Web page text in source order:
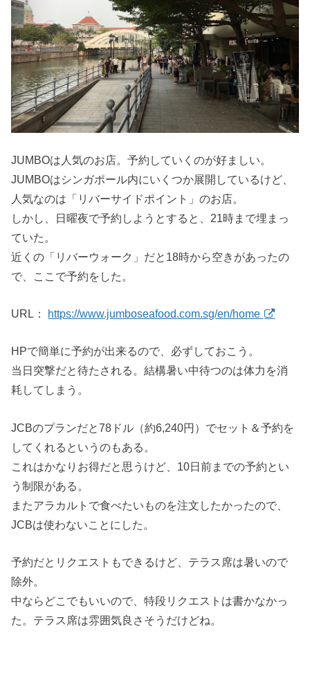
JUMBOは人気のお店。予約していくのが好ましい。
JUMBOはシンガポール内にいくつか展開しているけど、
人気なのは「リバーサイドポイント」のお店。
しかし、日曜夜で予約しようとすると、21時まで埋まっ
ていた。
近くの「リバーウォーク」だと18時から空きがあったの
で、ここで予約をした。
URL： https://www.jumboseafood.com.sg/en/home
HPで簡単に予約が出来るので、必ずしておこう。
当日突撃だと待たされる。結構暑い中待つのは体力を消
耗してしまう。
JCBのプランだと78ドル（約6,240円）でセット＆予約を
してくれるというのもある。
これはかなりお得だと思うけど、10日前までの予約とい
う制限がある。
またアラカルトで食べたいものを注文したかったので、
JCBは使わないことにした。
予約だとリクエストもできるけど、テラス席は暑いので
除外。
中ならどこでもいいので、特段リクエストは書かなかっ
た。テラス席は雰囲気良さそうだけどね。